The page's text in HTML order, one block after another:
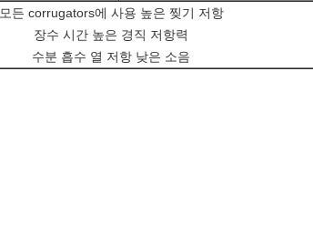
모든 corrugators에 사용 높은 찢기 저항
장수 시간 높은 경직 저항력
수분 흡수 열 저항 낮은 소음